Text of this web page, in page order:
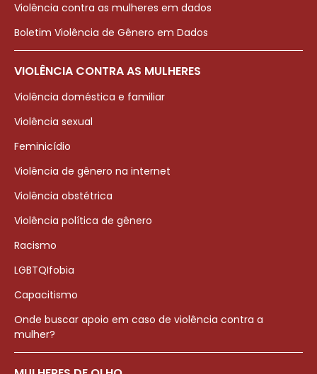
Violência contra as mulheres em dados
Boletim Violência de Gênero em Dados
VIOLÊNCIA CONTRA AS MULHERES
Violência doméstica e familiar
Violência sexual
Feminicídio
Violência de gênero na internet
Violência obstétrica
Violência política de gênero
Racismo
LGBTQIfobia
Capacitismo
Onde buscar apoio em caso de violência contra a
mulher?